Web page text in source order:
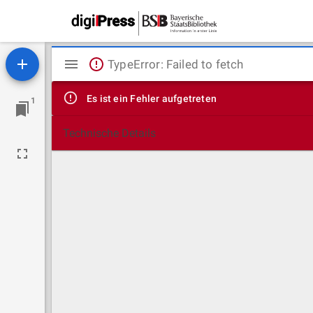
1
Mirador
Viewer
TypeError: Failed to fetch
Es ist ein Fehler aufgetreten
Technische Details